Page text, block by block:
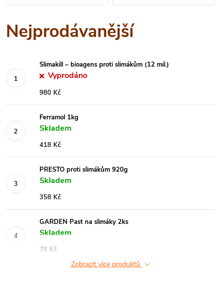
Nejprodávanější
Slimakill – bioagens proti slimákům (12 mil.)
Vyprodáno
980 Kč
Ferramol 1kg
Skladem
418 Kč
PRESTO proti slimákům 920g
Skladem
358 Kč
GARDEN Past na slimáky 2ks
Skladem
78 Kč
Zobrazit více produktů